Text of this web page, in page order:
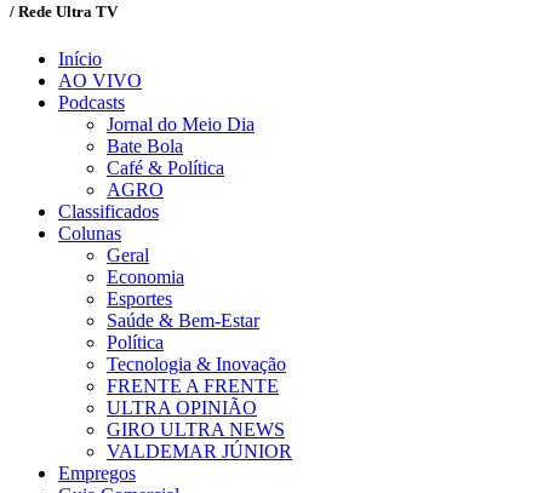
/ Rede Ultra TV
Início
AO VIVO
Podcasts
Jornal do Meio Dia
Bate Bola
Café & Política
AGRO
Classificados
Colunas
Geral
Economia
Esportes
Saúde & Bem-Estar
Política
Tecnologia & Inovação
FRENTE A FRENTE
ULTRA OPINIÃO
GIRO ULTRA NEWS
VALDEMAR JÚNIOR
Empregos